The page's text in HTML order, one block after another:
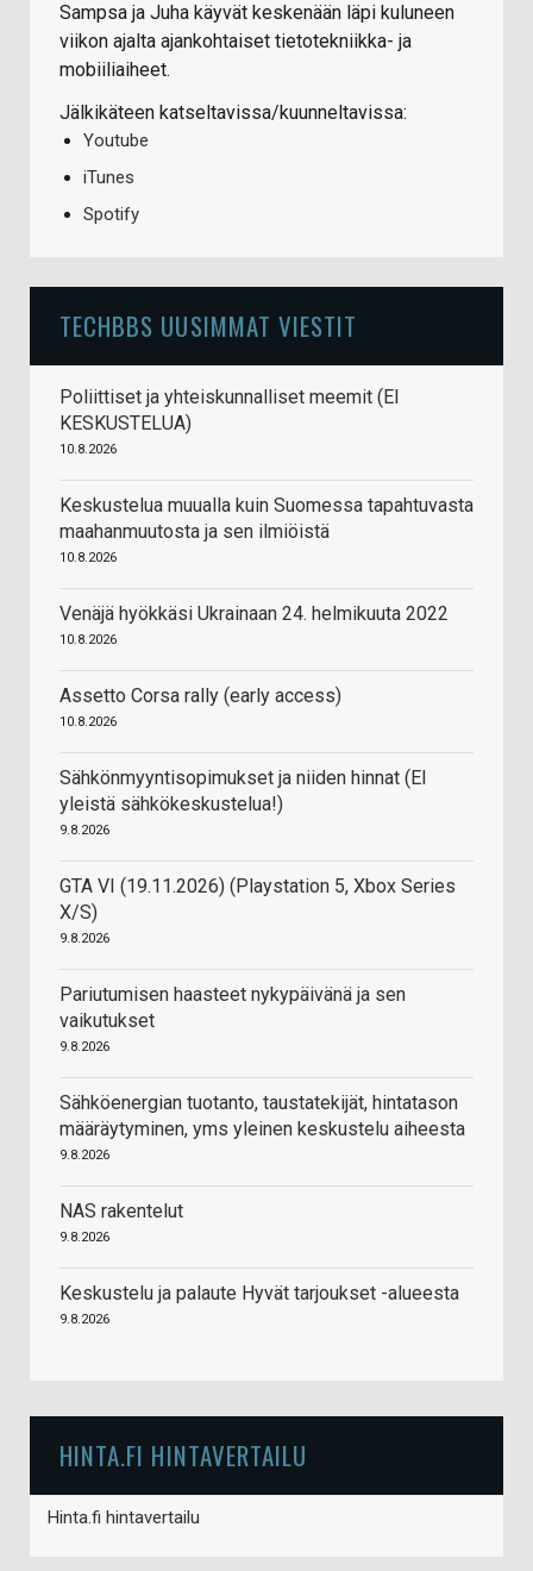
Sampsa ja Juha käyvät keskenään läpi kuluneen
viikon ajalta ajankohtaiset tietotekniikka- ja
mobiiliaiheet.
Jälkikäteen katseltavissa/kuunneltavissa:
Youtube
iTunes
Spotify
TECHBBS UUSIMMAT VIESTIT
Poliittiset ja yhteiskunnalliset meemit (EI
KESKUSTELUA)
10.8.2026
Keskustelua muualla kuin Suomessa tapahtuvasta
maahanmuutosta ja sen ilmiöistä
10.8.2026
Venäjä hyökkäsi Ukrainaan 24. helmikuuta 2022
10.8.2026
Assetto Corsa rally (early access)
10.8.2026
Sähkönmyyntisopimukset ja niiden hinnat (EI
yleistä sähkökeskustelua!)
9.8.2026
GTA VI (19.11.2026) (Playstation 5, Xbox Series
X/S)
9.8.2026
Pariutumisen haasteet nykypäivänä ja sen
vaikutukset
9.8.2026
Sähköenergian tuotanto, taustatekijät, hintatason
määräytyminen, yms yleinen keskustelu aiheesta
9.8.2026
NAS rakentelut
9.8.2026
Keskustelu ja palaute Hyvät tarjoukset -alueesta
9.8.2026
HINTA.FI HINTAVERTAILU
Hinta.fi hintavertailu